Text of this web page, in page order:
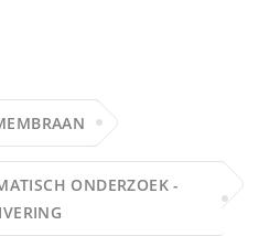
ONDERZOEK -